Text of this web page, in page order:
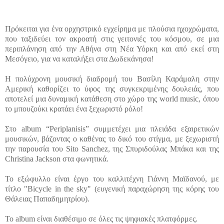
Πρόκειται για ένα ορχηστρικό εγχείρημα με πλούσια ηχοχρώματα,
που ταξιδεύει τον ακροατή στις γειτονιές του κόσμου, σε μια
περιπλάνηση από την Αθήνα στη Νέα Υόρκη και από εκεί στη
Μεσόγειο, για να καταλήξει στα Δωδεκάνησα!
Η πολύχρονη μουσική διαδρομή του Βασίλη Καράμαλη στην
Αμερική καθορίζει το ύφος της συγκεκριμένης δουλειάς, που
αποτελεί μια δυναμική κατάθεση στο χώρο της world music, όπου
το μπουζούκι κρατάει ένα ξεχωριστό ρόλο!
Στο album “Periplanisis” συμμετέχει μια πλειάδα εξαιρετικών
μουσικών, βάζοντας ο καθένας το δικό του στίγμα, με ξεχωριστή
την παρουσία του Sito Sanchez, της Σπυριδούλας Μπάκα και της
Christina Jackson στα φωνητικά.
Το εξώφυλλο είναι έργο του καλλιτέχνη Γιάννη Μαϊδανού, με
τίτλο "Bicycle in the sky" (ευγενική παραχώρηση της κόρης του
Θάλειας Παπαδημητρίου).
Το album είναι διαθέσιμο σε όλες τις ψηφιακές πλατφόρμες.